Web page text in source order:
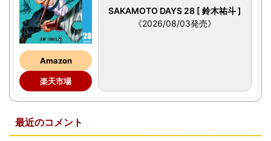
Amazon
楽天市場
SAKAMOTO DAYS 28 [ 鈴木祐斗 ]
《2026/08/03発売》
最近のコメント